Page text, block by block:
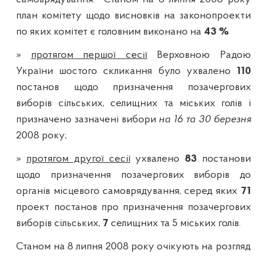
план комітету щодо висновків на законопроекти
по яких комітет є головним виконано на 43 %
» протягом першої сесіїВерховною Радою
України шостого скликання було ухвалено 110
постанов щодо призначення позачергових
виборів сільських, селищних та міських голів і
призначено зазначені вибори на 16 та 30 березня
2008 року;
» протягом другої сесіїухвалено 83 постанови
щодо призначення позачергових виборів до
органів місцевого самоврядування, серед яких 71
проект постанов про призначення позачергових
виборів сільських, 7селищних та 5 міських голів.
Станом на 8 липня 2008 року очікують на розгляд